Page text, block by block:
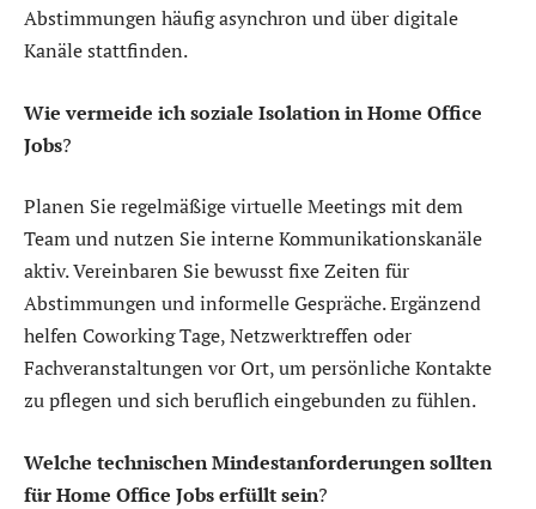
Abstimmungen häufig asynchron und über digitale
Kanäle stattfinden.
Wie vermeide ich soziale Isolation in Home Office
Jobs?
Planen Sie regelmäßige virtuelle Meetings mit dem
Team und nutzen Sie interne Kommunikationskanäle
aktiv. Vereinbaren Sie bewusst fixe Zeiten für
Abstimmungen und informelle Gespräche. Ergänzend
helfen Coworking Tage, Netzwerktreffen oder
Fachveranstaltungen vor Ort, um persönliche Kontakte
zu pflegen und sich beruflich eingebunden zu fühlen.
Welche technischen Mindestanforderungen sollten
für Home Office Jobs erfüllt sein?